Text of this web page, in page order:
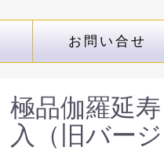
お問い合せ
極品伽羅延
入（旧バージ